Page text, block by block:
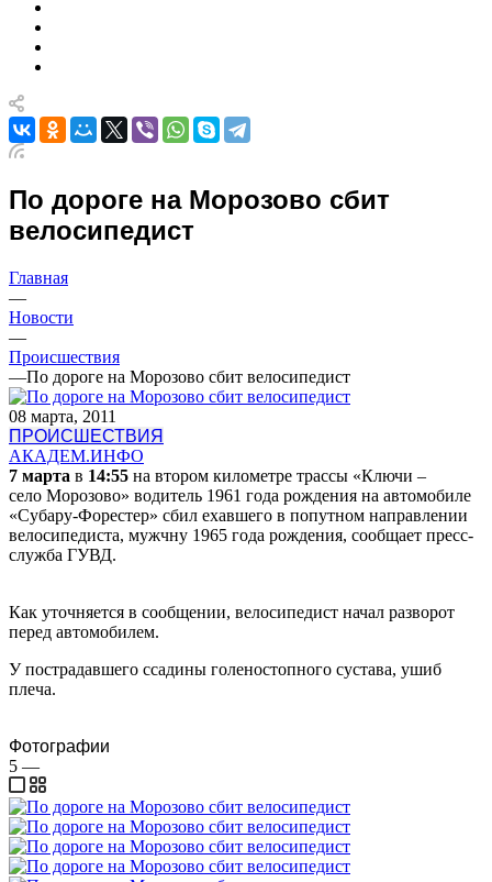
По дороге на Морозово сбит
велосипедист
Главная
—
Новости
—
Происшествия
—По дороге на Морозово сбит велосипедист
08 марта, 2011
ПРОИСШЕСТВИЯ
АКАДЕМ.ИНФО
7 марта в 14:55 на втором километре трассы «Ключи –
село Морозово» водитель 1961 года рождения на автомобиле
«Субару-Форестер» сбил ехавшего в попутном направлении
велосипедиста, мужчну 1965 года рождения, сообщает пресс-
служба ГУВД.
Как уточняется в сообщении, велосипедист начал разворот
перед автомобилем.
У пострадавшего ссадины голеностопного сустава, ушиб
плеча.
Фотографии
5 —